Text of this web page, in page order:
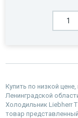
Купить по низкой
Ленинградской
Холодильник Liebherr
товар